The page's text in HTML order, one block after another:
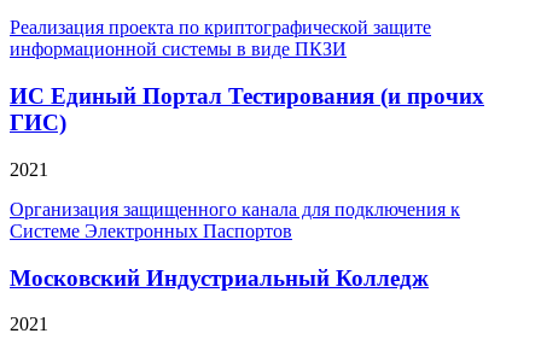
Реализация проекта по криптографической защите
информационной системы в виде ПКЗИ
ИС Единый Портал Тестирования (и прочих
ГИС)
2021
Организация защищенного канала для подключения к
Системе Электронных Паспортов
Московский Индустриальный Колледж
2021